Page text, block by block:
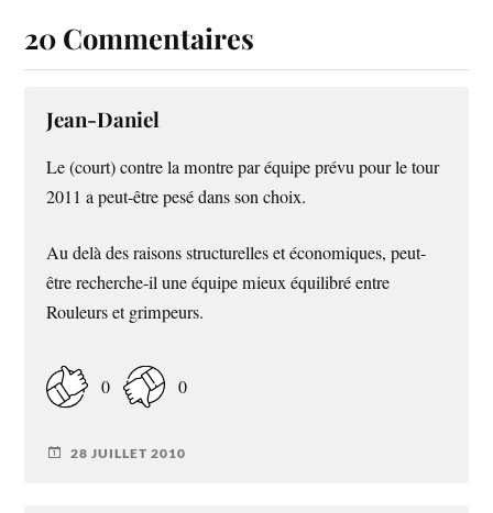
20 Commentaires
Jean-Daniel
Le (court) contre la montre par équipe prévu pour le tour
2011 a peut-être pesé dans son choix.
Au delà des raisons structurelles et économiques, peut-
être recherche-il une équipe mieux équilibré entre
Rouleurs et grimpeurs.
0 0
28 JUILLET 2010